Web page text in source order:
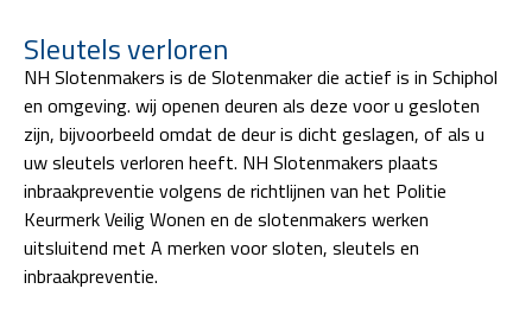
Sleutels verloren
NH Slotenmakers is de Slotenmaker die actief is in Schiphol
en omgeving. wij openen deuren als deze voor u gesloten
zijn, bijvoorbeeld omdat de deur is dicht geslagen, of als u
uw sleutels verloren heeft. NH Slotenmakers plaats
inbraakpreventie volgens de richtlijnen van het Politie
Keurmerk Veilig Wonen en de slotenmakers werken
uitsluitend met A merken voor sloten, sleutels en
inbraakpreventie.